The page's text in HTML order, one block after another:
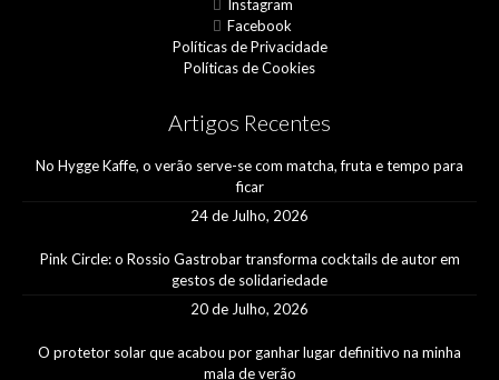
Instagram
Facebook
Políticas de Privacidade
Políticas de Cookies
Artigos Recentes
No Hygge Kaffe, o verão serve-se com matcha, fruta e tempo para
ficar
24 de Julho, 2026
Pink Circle: o Rossio Gastrobar transforma cocktails de autor em
gestos de solidariedade
20 de Julho, 2026
O protetor solar que acabou por ganhar lugar definitivo na minha
mala de verão